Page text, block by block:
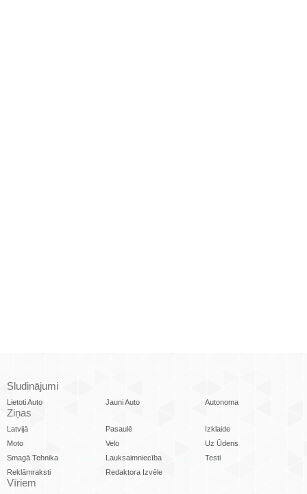
Sludinājumi
Lietoti Auto Jauni Auto Autonoma
Ziņas
Latvijā Pasaulē
Izklaide
Moto
Velo
Uz Ūdens
Smagā Tehnika
Lauksaimniecība
Testi
Reklāmraksti
Redaktora Izvēle
Vīriem